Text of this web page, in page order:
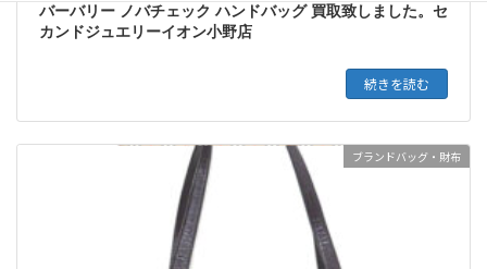
バーバリー ノバチェック ハンドバッグ 買取致しました。セ
カンドジュエリーイオン小野店
続きを読む
ブランドバッグ・財布